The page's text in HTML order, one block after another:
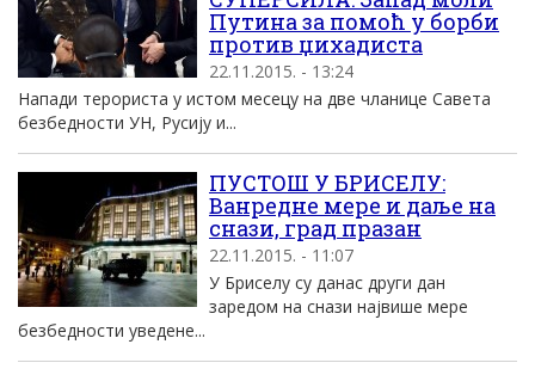
Путина за помоћ у борби
против џихадиста
22.11.2015. - 13:24
Напади терориста у истом месецу на две чланице Савета
безбедности УН, Русију и...
ПУСТОШ У БРИСЕЛУ:
Ванредне мере и даље на
снази, град празан
22.11.2015. - 11:07
У Бриселу су данас други дан
заредом на снази највише мере
безбедности уведене...